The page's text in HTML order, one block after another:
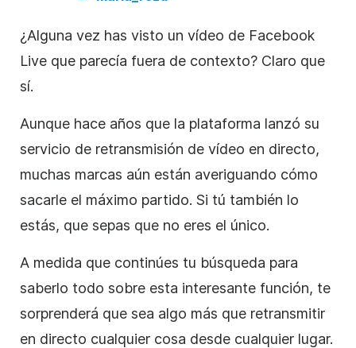
¿Alguna vez has visto un vídeo de Facebook
Live que parecía fuera de contexto? Claro que
sí.
Aunque hace años que la plataforma lanzó su
servicio de retransmisión de vídeo en directo,
muchas marcas aún están averiguando cómo
sacarle el máximo partido. Si tú también lo
estás, que sepas que no eres el único.
A medida que continúes tu búsqueda para
saberlo todo sobre esta interesante función, te
sorprenderá que sea algo más que retransmitir
en directo cualquier cosa desde cualquier lugar.